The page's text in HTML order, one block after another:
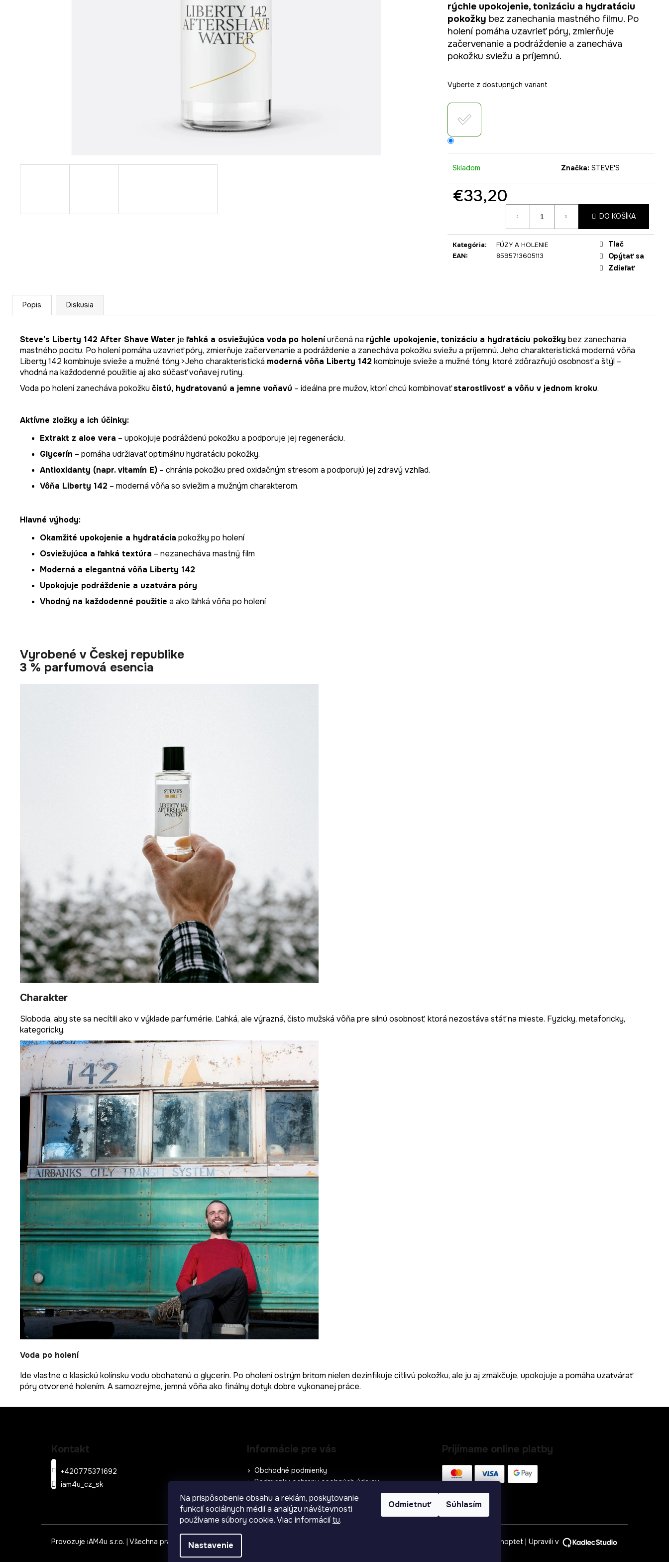
Na prispôsobenie obsahu a reklám, poskytovanie
funkcií sociálnych médií a analýzu návštevnosti
používame súbory cookie. Viac informáciítu.
Nastavenie
Odmietnuť Súhlasím
rýchle upokojenie, tonizáciu a hydratáciu
pokožky bez zanechania mastného filmu. Po
holení pomáha uzavrieť póry, zmierňuje
začervenanie a podráždenie a zanecháva
pokožku sviežu a príjemnú.
Vyberte z dostupných variant
Skladom Značka: STEVE'S
€33,20
DO KOŠÍKA
Kategória:
FÚZY A HOLENIE
EAN: 8595713605113
Tlač
Opýtať sa
Zdieľať
Popis Diskusia
Steve’s Liberty 142 After Shave Water je ľahká a osviežujúca voda po holeníurčená na rýchle upokojenie, tonizáciu a hydratáciu pokožky bez zanechania
mastného pocitu. Po holení pomáha uzavrieť póry, zmierňuje začervenanie a podráždenie a zanecháva pokožku sviežu a príjemnú. Jeho charakteristická moderná vôňa
Liberty 142 kombinuje svieže a mužné tóny.>Jeho charakteristická moderná vôňa Liberty 142 kombinuje svieže a mužné tóny, ktoré zdôrazňujú osobnosť a štýl –
vhodná na každodenné použitie aj ako súčasť voňavej rutiny.
Voda po holení zanecháva pokožku čistú, hydratovanú a jemne voňavú – ideálna pre mužov, ktorí chcú kombinovaťstarostlivosť a vôňu v jednom kroku.
Aktívne zložky a ich účinky:
Extrakt z aloe vera – upokojuje podráždenú pokožku a podporuje jej regeneráciu.
Glycerín – pomáha udržiavať optimálnu hydratáciu pokožky.
Antioxidanty (napr. vitamín E) – chránia pokožku pred oxidačným stresom a podporujú jej zdravý vzhľad.
Vôňa Liberty 142 – moderná vôňa so sviežim a mužným charakterom.
Hlavné výhody:
Okamžité upokojenie a hydratácia pokožky po holení
Osviežujúca a ľahká textúra – nezanecháva mastný film
Moderná a elegantná vôňa Liberty 142
Upokojuje podráždenie a uzatvára póry
Vhodný na každodenné použitie a ako ľahká vôňa po holení
Vyrobené v Českej republike
3 % parfumová esencia
Charakter
Sloboda, aby ste sa necítili ako v výklade parfumérie. Ľahká, ale výrazná, čisto mužská vôňa pre silnú osobnosť, ktorá nezostáva stáť na mieste. Fyzicky, metaforicky,
kategoricky.
Voda po holení
Ide vlastne o klasickú kolínsku vodu obohatenú o glycerín. Po oholení ostrým britom nielen dezinfikuje citlivú pokožku, ale ju aj zmäkčuje, upokojuje a pomáha uzatvárať
póry otvorené holením. A samozrejme, jemná vôňa ako finálny dotyk dobre vykonanej práce.
Kontakt
+420775371692
iam4u_cz_sk
Informácie pre vás
Obchodné podmienky
Podmienky ochrany osobných údajov
Kontakty
Prijímame online platby
Vytvoril Shoptet | Upravili v
Provozuje iAM4u s.r.o. | Všechna práva vyhrazena